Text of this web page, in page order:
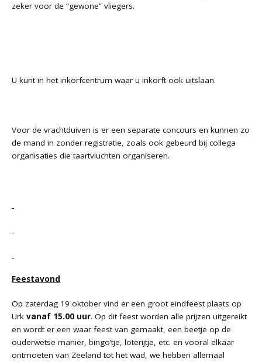
zeker voor de “gewone” vliegers.
U kunt in het inkorfcentrum waar u inkorft ook uitslaan.
Voor de vrachtduiven is er een separate concours en kunnen zo
de mand in zonder registratie, zoals ook gebeurd bij collega
organisaties die taartvluchten organiseren.
Feestavond
Op zaterdag 19 oktober vind er een groot eindfeest plaats op
Urkvanaf 15.00 uur. Op dit feest worden alle prijzen uitgereikt
en wordt er een waar feest van gemaakt, een beetje op de
ouderwetse manier, bingo’tje, loterijtje, etc. en vooral elkaar
ontmoeten van Zeeland tot het wad, we hebben allemaal